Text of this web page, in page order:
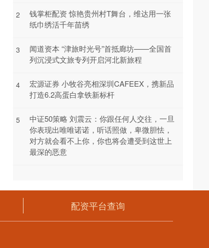
2
钱掌柜配资 惊艳贵州村T舞台，维达用一张
纸巾绣活千年苗绣
3
闻道资本 “津旅时光号”首抵廊坊——全国首
列沉浸式文旅专列开启河北新旅程
4
宏源证券 小牧谷亮相深圳CAFEEX，携新品
打造6.2高蛋白拿铁新标杆
5
中证50策略 刘震云：你跟任何人交往，一旦
你表现出唯唯诺诺，听话照做，卑微胆怯，
对方就会看不上你，你也将会遭受到这世上
最深的恶意
配资平台查询